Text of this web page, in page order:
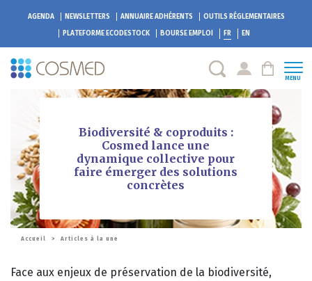
AGENDA NEWSLETTERS ANNUAIRE ADHÉRENTS
OUTILS RÉGLEMENTAIRES
PLATEFORME ECODESTOCK BOURSE EMPLOI FR EN
MENU
Biodiversité & coproduits :
Cosmed lance une
dynamique collective pour
faire émerger des solutions
concrètes
Accueil > Articles à la une
Face aux enjeux de préservation de la biodiversité,